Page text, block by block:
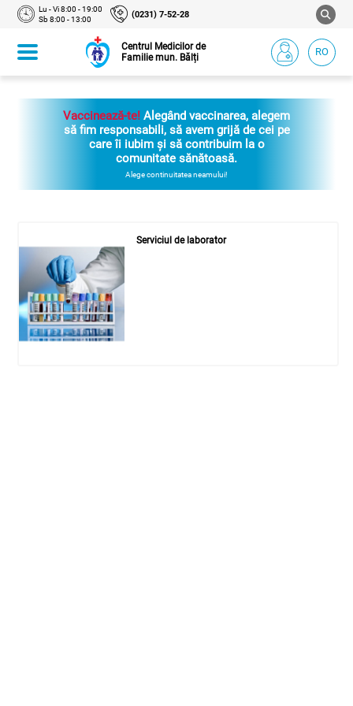
Lu - Vi 8:00 - 19:00
Sb 8:00 - 13:00
(0231) 7-52-28
Centrul Medicilor de
Familie mun. Bălți
RO
Vaccinează-te! Alegând vaccinarea, alegem
să fim responsabili, să avem grijă de cei pe
care îi iubim și să contribuim la o
comunitate sănătoasă.
Alege continuitatea neamului!
Serviciul de laborator